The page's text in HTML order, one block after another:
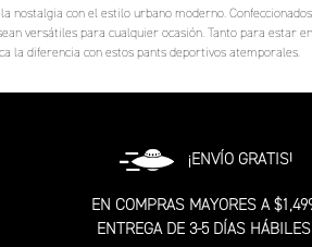
la nostalgia con el estilo urbano moderno.
versátiles para cualquier ocasión. Tanto para
la diferencia con estos pants deportivos atemporales.
¡ENVÍO GRATIS!
EN COMPRAS MAYORES A
ENTREGA DE 3-5 DÍAS HÁBILES